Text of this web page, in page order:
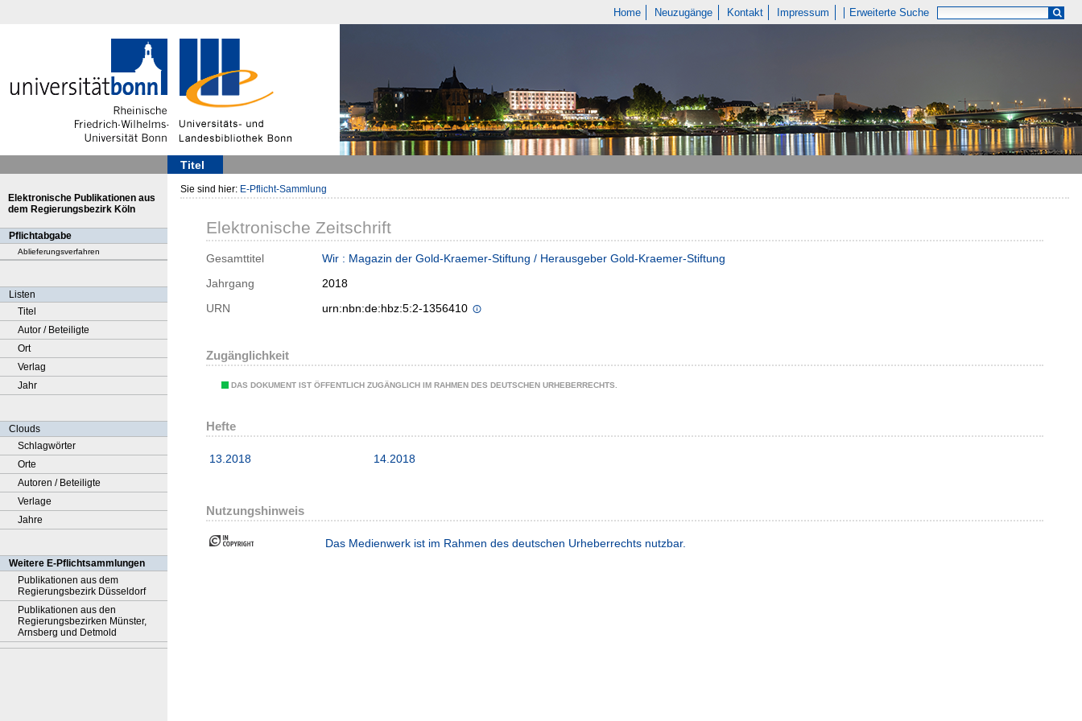
Home Neuzugänge Kontakt Impressum Erweiterte Suche
Titel
Elektronische Publikationen aus
dem Regierungsbezirk Köln
Pflichtabgabe
Ablieferungsverfahren
Listen
Titel
Autor / Beteiligte
Ort
Verlag
Jahr
Clouds
Schlagwörter
Orte
Autoren / Beteiligte
Verlage
Jahre
Weitere E-Pflichtsammlungen
Publikationen aus dem
Regierungsbezirk Düsseldorf
Publikationen aus den
Regierungsbezirken Münster,
Arnsberg und Detmold
Sie sind hier: E-Pflicht-Sammlung
Elektronische Zeitschrift
Gesamttitel
Wir : Magazin der Gold-Kraemer-Stiftung / Herausgeber Gold-Kraemer-Stiftung
Jahrgang
2018
URN
urn:nbn:de:hbz:5:2-1356410
Zugänglichkeit
DAS DOKUMENT IST ÖFFENTLICH ZUGÄNGLICH IM RAHMEN DES DEUTSCHEN URHEBERRECHTS.
Hefte
13.2018 14.2018
Nutzungshinweis
Das Medienwerk ist im Rahmen des deutschen Urheberrechts nutzbar.